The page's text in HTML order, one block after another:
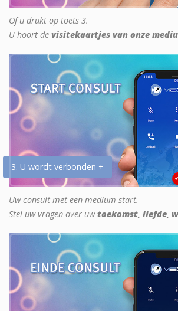
Of u drukt op toets 3.
U hoort de visitekaartjes van onze
3. U wordt verbonden +
Uw consult met een medium start.
Stel uw vragen over uwtoekomst, liefde,